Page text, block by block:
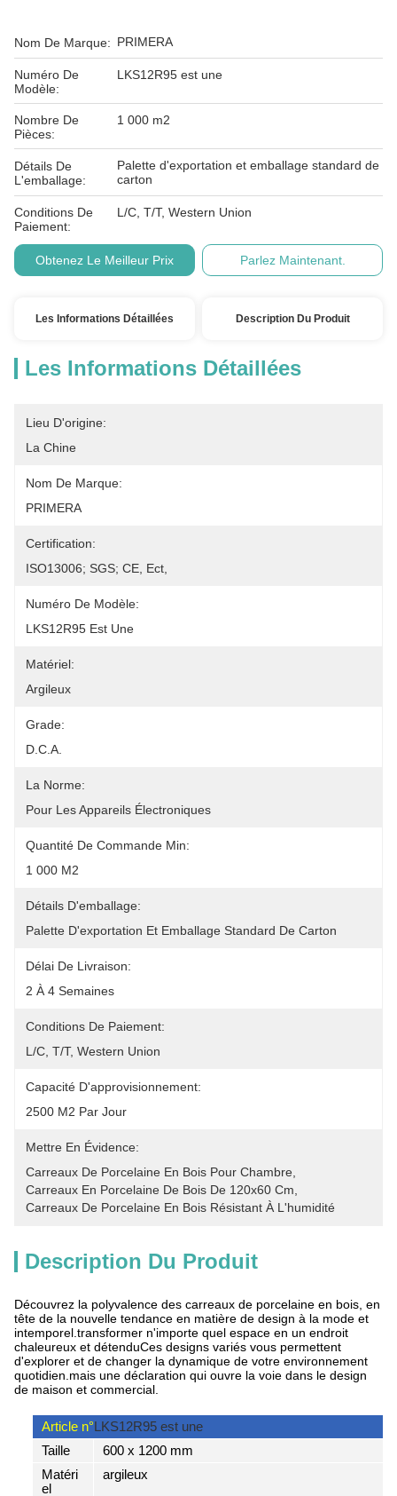
Nom De Marque: PRIMERA
Numéro De
Modèle:
LKS12R95 est une
Nombre De
Pièces:
1 000 m2
Détails De
L'emballage:
Palette d'exportation et emballage standard de
carton
Conditions De
Paiement:
L/C, T/T, Western Union
Obtenez Le Meilleur Prix Parlez Maintenant.
Les Informations Détaillées Description Du Produit
Les Informations Détaillées
Lieu D'origine:
La Chine
Nom De Marque:
PRIMERA
Certification:
ISO13006; SGS; CE, Ect,
Numéro De Modèle:
LKS12R95 Est Une
Matériel:
Argileux
Grade:
D.C.A.
La Norme:
Pour Les Appareils Électroniques
Quantité De Commande Min:
1 000 M2
Détails D'emballage:
Palette D'exportation Et Emballage Standard De Carton
Délai De Livraison:
2 À 4 Semaines
Conditions De Paiement:
L/C, T/T, Western Union
Capacité D'approvisionnement:
2500 M2 Par Jour
Mettre En Évidence:
Carreaux De Porcelaine En Bois Pour Chambre
Carreaux En Porcelaine De Bois De 120x60 Cm
Carreaux De Porcelaine En Bois Résistant À L'humidité
Description Du Produit
Découvrez la polyvalence des carreaux de porcelaine en bois, en
tête de la nouvelle tendance en matière de design à la mode et
intemporel.transformer n'importe quel espace en un endroit
chaleureux et détenduCes designs variés vous permettent
d'explorer et de changer la dynamique de votre environnement
quotidien.mais une déclaration qui ouvre la voie dans le design
de maison et commercial.
Article n° LKS12R95 est une
Taille
600 x 1200 mm
Matéri
el
argileux